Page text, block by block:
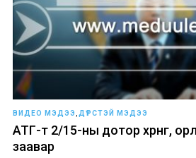
ВИДЕО МЭДЭЭ ДҮРСТЭЙ МЭДЭЭ
АТГ-т 2/15-ны дотор хөрөнгө,
заавар